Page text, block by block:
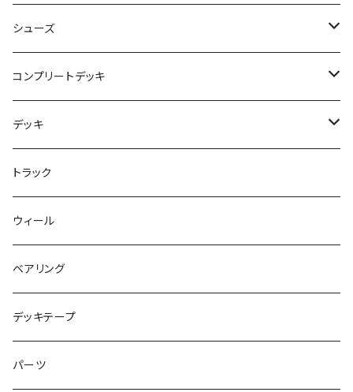
NBD CUSTOMIZED
USED ITEM
Tシャツ
パンツ
キャップ
アウター
シャツ
トップス
シューズ
キッズシューズ
NIKE SB ORANGE LABEL/ISO
NIKE SB ISHOD2
NIKE SB PS8
NIKE SB DUNK
NM933
ゴツいシューズ最高！
コンプリートデッキ
HI5のパーツセット
エントリーモデルコンプリート
7.7インチ
8インチ
8.2インチ
デッキ
7インチ
7.2インチ
7.3インチ
7.5インチ
7.7インチ
トラック
ウィール
ベアリング
デッキテープ
パーツ